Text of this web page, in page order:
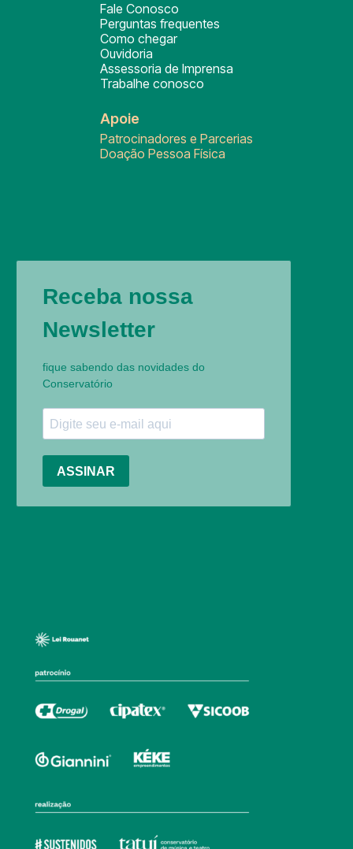
Fale Conosco
Perguntas frequentes
Como chegar
Ouvidoria
Assessoria de Imprensa
Trabalhe conosco
Apoie
Patrocinadores e Parcerias
Doação Pessoa Física